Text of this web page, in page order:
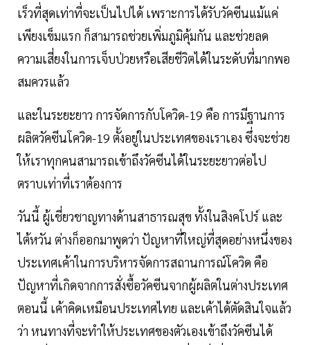
เร็วที่สุดเท่าที่จะเป็นไปได้ เพราะการได้รับวัคซีนแม้แค่
เพียงเข็มแรก ก็สามารถช่วยเพิ่มภูมิคุ้มกัน และช่วยลด
ความเสี่ยงในการเจ็บป่วยหรือเสียชีวิตได้ในระดับที่มากพอ
สมควรแล้ว
และในระยะยาว การจัดการกับโควิด-19 คือ การมีฐานการ
ผลิตวัคซีนโควิด-19 ตั้งอยู่ในประเทศของเราเอง ซึ่งจะช่วย
ให้เราทุกคนสามารถเข้าถึงวัคซีนได้ในระยะยาวต่อไป
ตราบเท่าที่เราต้องการ
วันนี้ ผู้เชี่ยวชาญทางด้านสาธารณสุข ทั้งในสิงคโปร์ และ
ไต้หวัน ต่างก็ออกมาพูดว่า ปัญหาที่ใหญ่ที่สุดอย่างหนึ่งของ
ประเทศเค้าในการบริหารจัดการสถานการณ์โควิด คือ
ปัญหาที่เกิดจากการสั่งซื้อวัคซีนจากผู้ผลิตในต่างประเทศ
ตอนนี้ เค้าคิดเหมือนประเทศไทย และเค้าได้ตัดสินใจแล้ว
ว่า หนทางที่จะทำให้ประเทศของตัวเองเข้าถึงวัคซีนได้